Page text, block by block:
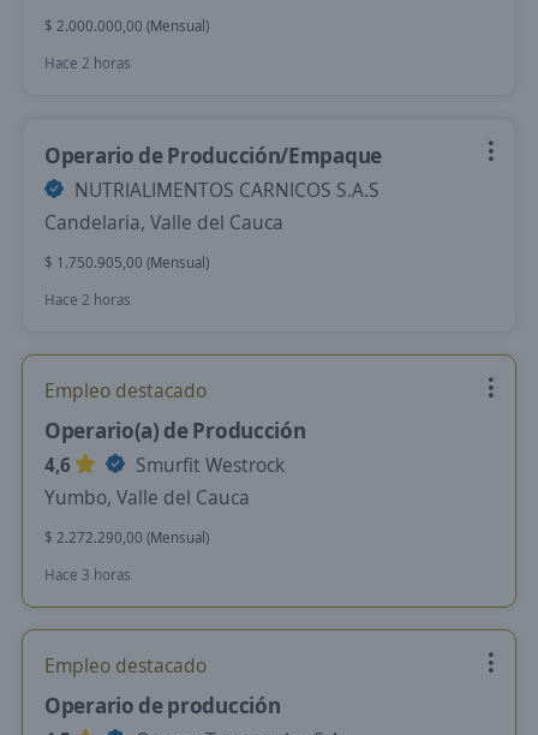
$ 2.000.000,00 (Mensual)
Hace 2 horas
Operario de Producción/Empaque
NUTRIALIMENTOS CARNICOS S.A.S
Candelaria, Valle del Cauca
$ 1.750.905,00 (Mensual)
Hace 2 horas
Empleo destacado
Operario(a) de Producción
4,6
Smurfit Westrock
Yumbo, Valle del Cauca
$ 2.272.290,00 (Mensual)
Hace 3 horas
Empleo destacado
Operario de producción